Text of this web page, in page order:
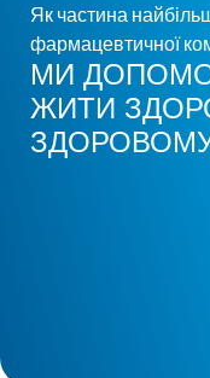
Як частина
фармацевтичної
МИ
ЖИТИ
ЗДОРОВОМУ